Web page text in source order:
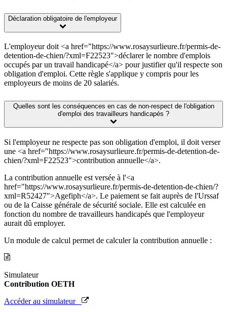
Déclaration obligatoire de l'employeur
L'employeur doit <a href="https://www.rosaysurlieure.fr/permis-de-
detention-de-chien/?xml=F22523">déclarer le nombre d'emplois
occupés par un travail handicapé</a> pour justifier qu'il respecte son
obligation d'emploi. Cette règle s'applique y compris pour les
employeurs de moins de 20 salariés.
Quelles sont les conséquences en cas de non-respect de l'obligation
d'emploi des travailleurs handicapés ?
Si l'employeur ne respecte pas son obligation d'emploi, il doit verser
une <a href="https://www.rosaysurlieure.fr/permis-de-detention-de-
chien/?xml=F22523">contribution annuelle</a>.
La contribution annuelle est versée à l'<a
href="https://www.rosaysurlieure.fr/permis-de-detention-de-chien/?
xml=R52427">Agefiph</a>. Le paiement se fait auprès de l'Urssaf
ou de la Caisse générale de sécurité sociale. Elle est calculée en
fonction du nombre de travailleurs handicapés que l'employeur
aurait dû employer.
Un module de calcul permet de calculer la contribution annuelle :
Simulateur
Contribution OETH
Accéder au simulateur